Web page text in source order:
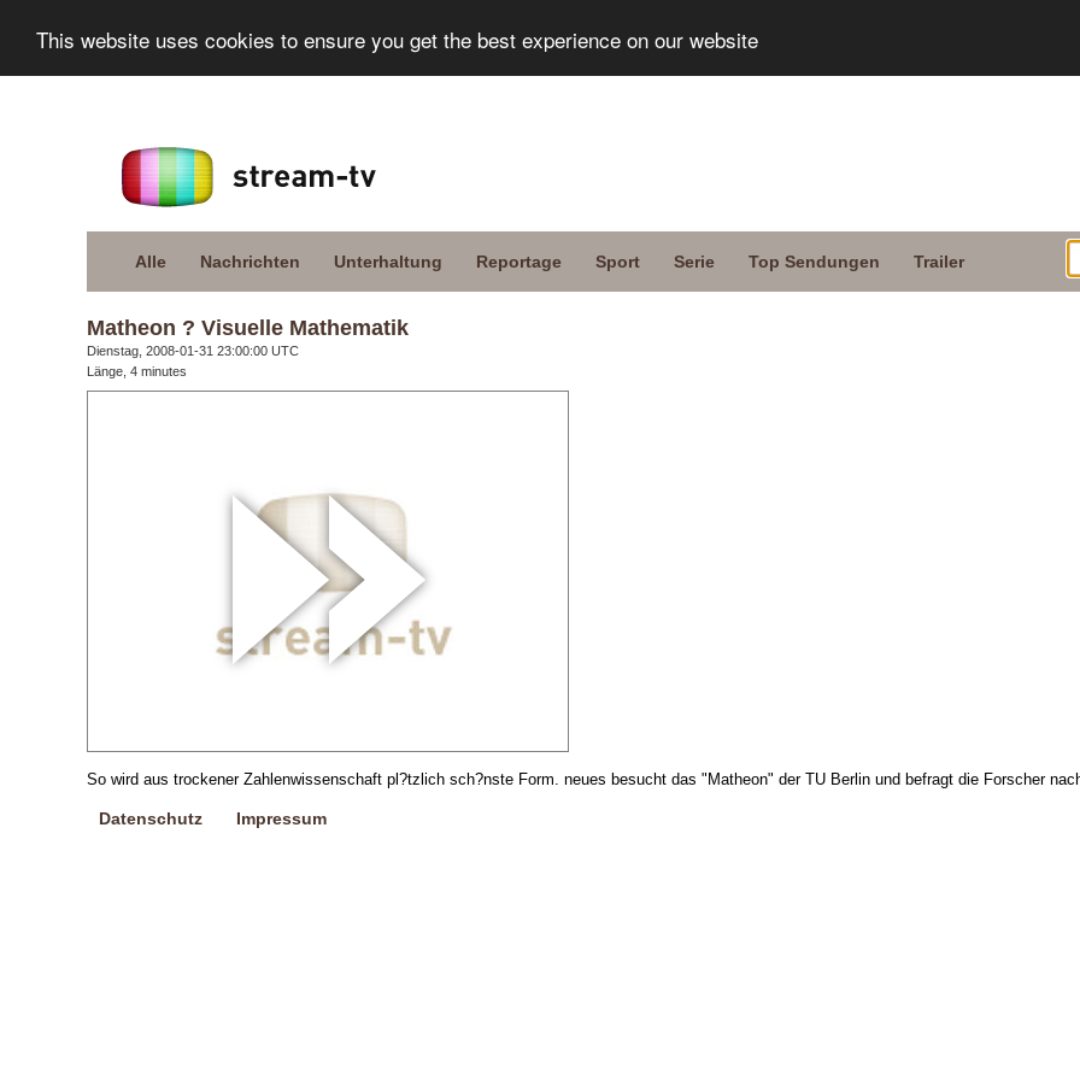
This website uses cookies to ensure you get the best experience on our website
Alle Nachrichten Unterhaltung Reportage Sport Serie Top Sendungen Trailer
Matheon ? Visuelle Mathematik
Dienstag, 2008-01-31 23:00:00 UTC
Länge, 4 minutes
So wird aus trockener Zahlenwissenschaft pl?tzlich sch?nste Form. neues besucht das "Matheon" der TU Berlin und befragt die Forscher
Datenschutz Impressum